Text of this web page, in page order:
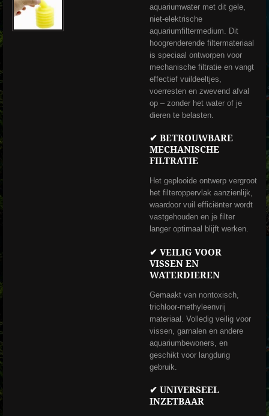
aquariumwater met dit gele,
niet-elektrische
aquariumfiltermedium. Dit
hoogrenderende filtermateriaal
is speciaal ontworpen voor
mechanische filtratie en vangt
effectief vuildeeltjes,
voerresten en zwevend afval
op – zonder het water of je
dieren te belasten.
✔ BETROUWBARE
MECHANISCHE
FILTRATIE
Het geplooide ontwerp vergroot
het filteroppervlak aanzienlijk,
waardoor vuil efficiënter wordt
vastgehouden en je filter
langer optimaal blijft werken.
✔ VEILIG VOOR
VISSEN EN
WATERDIEREN
Gemaakt van nontoxisch,
trichloor-methyleenvrij
materiaal. Volledig veilig voor
vissen, garnalen en andere
aquariumbewoners, en
geschikt voor langdurig
gebruik.
✔ UNIVERSEEL
INZETBAAR